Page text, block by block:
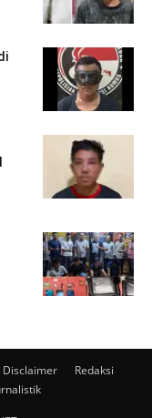
Disclaimer
Redaksi